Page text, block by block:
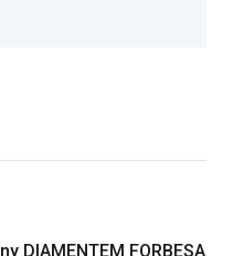
DIAMENTEM FORBESA